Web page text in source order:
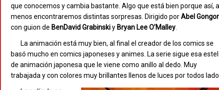
que conocemos y cambia bastante. Algo que está bien porque así,
menos encontraremos distintas sorpresas. Dirigido porAbel
con guion de BenDavidGrabinskiy Bryan LeeO’Malley.
La animación está muy bien, al final el creador de los comics se
basó mucho en comics japoneses y animes. La serie sigue esa
de animación japonesa que le viene como anillo al dedo. Muy
trabajada y con colores muy brillantes llenos de luces por todos